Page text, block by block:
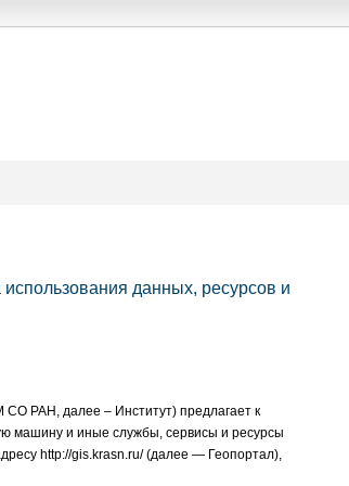
данных, ресурсов и
РАН, далее – Институт) предлагает к
машину и иные службы, сервисы и ресурсы
http://gis.krasn.ru/ (далее — Геопортал),